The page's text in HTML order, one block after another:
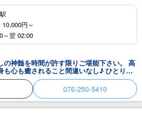
10,000円～
～翌 02:00
の神髄を時間が許す限りご堪能下さい。 高
も心も癒されること間違いなし♪ ひとりひ
ジで隅々まで癒されてくださいね。 毎日を
待ちしております。076-250-5410